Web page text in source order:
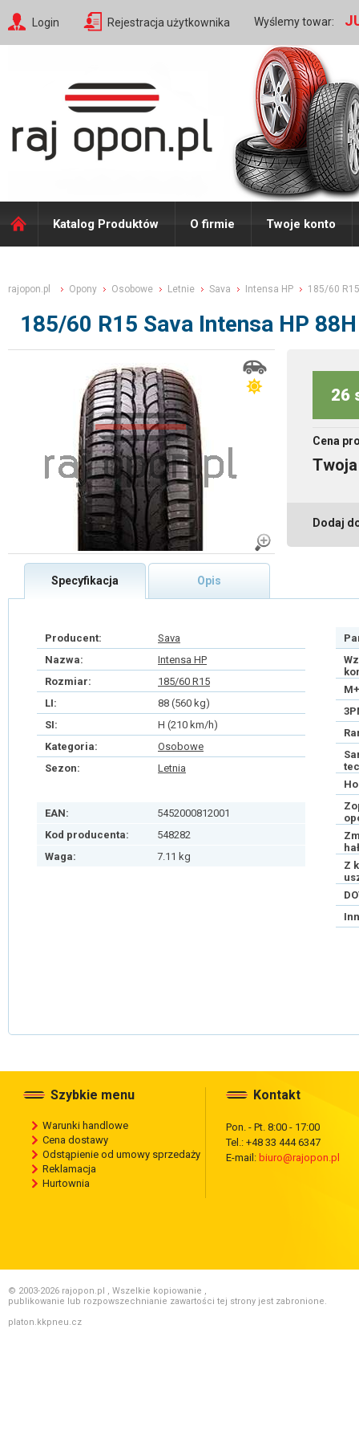
Login Rejestracja użytkownika Wyślemy towar:
Katalog Produktów O firmie Twoje konto
rajopon.pl Opony Osobowe Letnie Sava Intensa HP 185/60 R15
185/60 R15 Sava Intensa HP
26
Cena
Dodaj
Specyfikacja Opis
Producent:
Sava
Nazwa:
Intensa HP
Rozmiar:
185/60 R15
LI:
88 (560 kg)
SI:
H (210 km/h)
Kategoria:
Osobowe
Sezon:
Letnia
EAN:
5452000812001
Kod producenta:
548282
Waga:
7.11 kg
Z
Szybkie menu
Warunki handlowe
Cena dostawy
Odstąpienie od umowy sprzedaży
Reklamacja
Hurtownia
Kontakt
Pon. - Pt. 8:00 - 17:00
Tel.: +48 33 444 6347
E-mail: biuro@rajopon.pl
© 2003-2026 rajopon.pl , Wszelkie kopiowanie ,
publikowanie lub rozpowszechnianie zawartości tej strony jest zabronione.
platon.kkpneu.cz